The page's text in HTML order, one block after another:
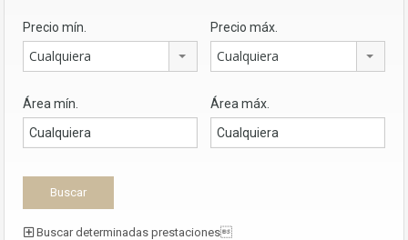
Precio mín.
Cualquiera
Precio máx.
Cualquiera
Área mín. Área máx.
Buscar determinadas prestaciones